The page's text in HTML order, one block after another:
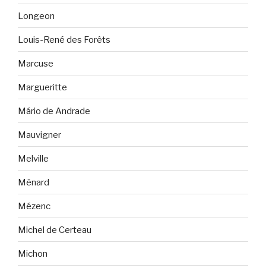
Longeon
Louis-René des Forêts
Marcuse
Margueritte
Mário de Andrade
Mauvigner
Melville
Ménard
Mézenc
Michel de Certeau
Michon